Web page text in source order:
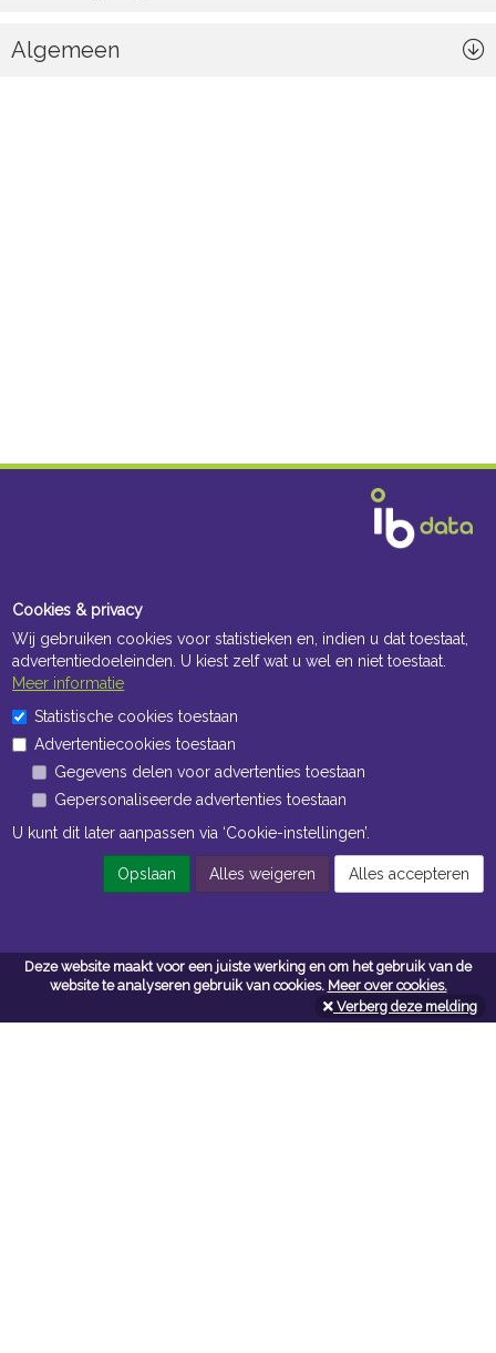
Deze website maakt voor een juiste werking en om het gebruik van de
website te analyseren gebruik van cookies. Meer over cookies.
Verberg deze melding
Algemeen
Contacteer ons
Kerkstoel bouwmaterialen
Cookies & privacy
Wij gebruiken cookies voor statistieken en, indien u dat toestaat,
advertentiedoeleinden. U kiest zelf wat u wel en niet toestaat.
Meer informatie
Statistische cookies toestaan
Advertentiecookies toestaan
Gegevens delen voor advertenties toestaan
Gepersonaliseerde advertenties toestaan
U kunt dit later aanpassen via ‘Cookie-instellingen’.
Opslaan Alles weigeren Alles accepteren